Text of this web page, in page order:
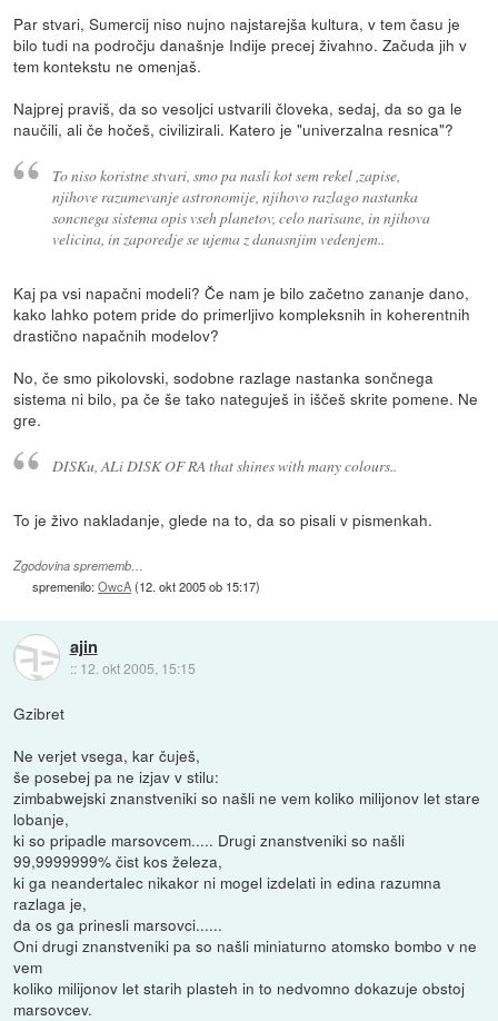
Par stvari, Sumercij niso nujno najstarejša kultura, v tem času je
bilo tudi na področju današnje Indije precej živahno. Začuda jih v
tem kontekstu ne omenjaš.
Najprej praviš, da so vesoljci ustvarili človeka, sedaj, da so ga le
naučili, ali če hočeš, civilizirali. Katero je "univerzalna resnica"?
To niso koristne stvari, smo pa nasli kot sem rekel ,zapise,
njihove razumevanje astronomije, njihovo razlago nastanka
soncnega sistema opis vseh planetov, celo narisane, in njihova
velicina, in zaporedje se ujema z danasnjim vedenjem..
Kaj pa vsi napačni modeli? Če nam je bilo začetno zananje dano,
kako lahko potem pride do primerljivo kompleksnih in koherentnih
drastično napačnih modelov?
No, če smo pikolovski, sodobne razlage nastanka sončnega
sistema ni bilo, pa če še tako nateguješ in iščeš skrite pomene. Ne
gre.
DISKu, ALi DISK OF RA that shines with many colours..
To je živo nakladanje, glede na to, da so pisali v pismenkah.
Zgodovina sprememb…
spremenilo:OwcA(12. okt 2005 ob 15:17)
ajin
:: 12. okt 2005, 15:15
Gzibret
Ne verjet vsega, kar čuješ,
še posebej pa ne izjav v stilu:
zimbabwejski znanstveniki so našli ne vem koliko milijonov let stare
lobanje,
ki so pripadle marsovcem..... Drugi znanstveniki so našli
99,9999999% čist kos železa,
ki ga neandertalec nikakor ni mogel izdelati in edina razumna
razlaga je,
da os ga prinesli marsovci......
Oni drugi znanstveniki pa so našli miniaturno atomsko bombo v ne
vem
koliko milijonov let starih plasteh in to nedvomno dokazuje obstoj
marsovcev.